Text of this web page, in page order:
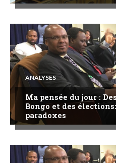
ANALYSES
Ma pensée du jour :
Bongo et des
paradoxes